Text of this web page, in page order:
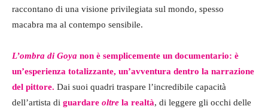
raccontano di una visione privilegiata sul mondo, spesso
macabra ma al contempo sensibile.
L’ombra di Goya non è semplicemente un documentario: è
un’esperienza totalizzante, un’avventura dentro la narrazione
del pittore. Dai suoi quadri traspare l’incredibile capacità
dell’artista di guardare oltre la realtà, di leggere gli occhi delle